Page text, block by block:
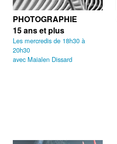
PHOTOGRAPHIE
15 ans et plus
Les mercredis de 18h30 à
20h30
avec Maialen Dissard